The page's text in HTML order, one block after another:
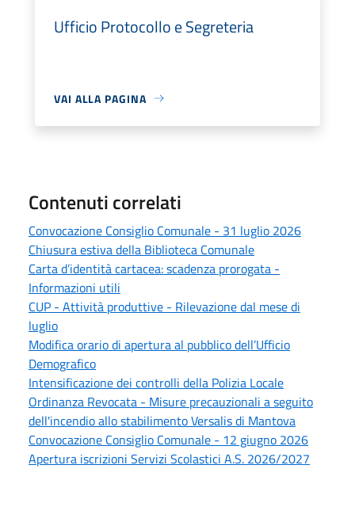
Ufficio Protocollo e Segreteria
VAI ALLA PAGINA
Contenuti correlati
Convocazione Consiglio Comunale - 31 luglio 2026
Chiusura estiva della Biblioteca Comunale
Carta d’identità cartacea: scadenza prorogata -
Informazioni utili
CUP - Attività produttive - Rilevazione dal mese di
luglio
Modifica orario di apertura al pubblico dell’Ufficio
Demografico
Intensificazione dei controlli della Polizia Locale
Ordinanza Revocata - Misure precauzionali a seguito
dell'incendio allo stabilimento Versalis di Mantova
Convocazione Consiglio Comunale - 12 giugno 2026
Apertura iscrizioni Servizi Scolastici A.S. 2026/2027